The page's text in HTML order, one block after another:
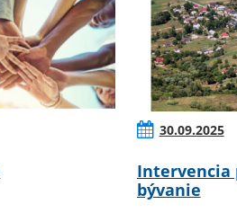
30.09.2025
Intervencia
bývanie